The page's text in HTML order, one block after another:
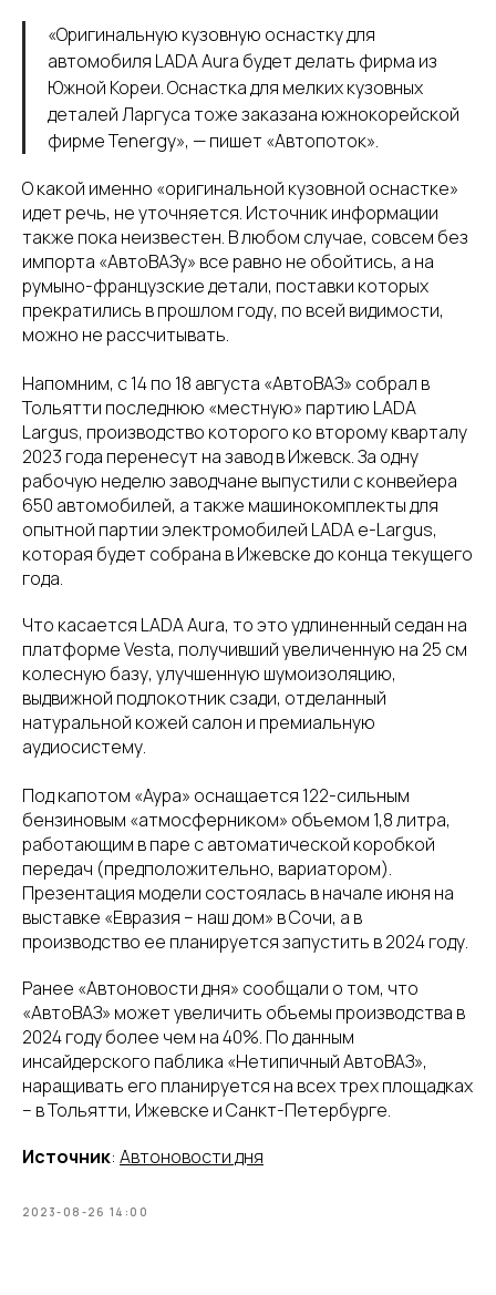
«Оригинальную кузовную оснастку для
автомобиля LADA Aura будет делать фирма из
Южной Кореи. Оснастка для мелких кузовных
деталей Ларгуса тоже заказана южнокорейской
фирме Tenergy», — пишет «Автопоток».
О какой именно «оригинальной кузовной оснастке»
идет речь, не уточняется. Источник информации
также пока неизвестен. В любом случае, совсем без
импорта «АвтоВАЗу» все равно не обойтись, а на
румыно-французские детали, поставки которых
прекратились в прошлом году, по всей видимости,
можно не рассчитывать.
Напомним, с 14 по 18 августа «АвтоВАЗ» собрал в
Тольятти последнюю «местную» партию LADA
Largus, производство которого ко второму кварталу
2023 года перенесут на завод в Ижевск. За одну
рабочую неделю заводчане выпустили с конвейера
650 автомобилей, а также машинокомплекты для
опытной партии электромобилей LADA e-Largus,
которая будет собрана в Ижевске до конца текущего
года.
Что касается LADA Aura, то это удлиненный седан на
платформе Vesta, получивший увеличенную на 25 см
колесную базу, улучшенную шумоизоляцию,
выдвижной подлокотник сзади, отделанный
натуральной кожей салон и премиальную
аудиосистему.
Под капотом «Аура» оснащается 122-сильным
бензиновым «атмосферником» объемом 1,8 литра,
работающим в паре с автоматической коробкой
передач (предположительно, вариатором).
Презентация модели состоялась в начале июня на
выставке «Евразия – наш дом» в Сочи, а в
производство ее планируется запустить в 2024 году.
Ранее «Автоновости дня» сообщали о том, что
«АвтоВАЗ» может увеличить объемы производства в
2024 году более чем на 40%. По данным
инсайдерского паблика «Нетипичный АвтоВАЗ»,
наращивать его планируется на всех трех площадках
– в Тольятти, Ижевске и Санкт-Петербурге.
Источник: Автоновости дня
2023-08-26 14:00